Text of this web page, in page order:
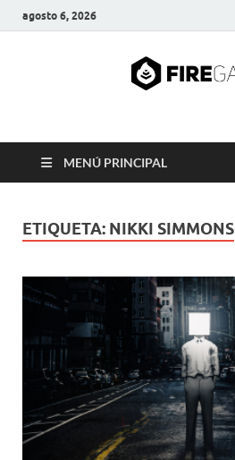
agosto 6, 2026
FIRE GAME
MENÚ PRINCIPAL
ETIQUETA: NIKKI SIMMONS